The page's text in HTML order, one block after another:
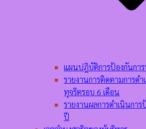
แผนปฎิบัติการป้องกันกา
รายงานการติดตามการด
ทุจริตรอบ 6 เดือน
รายงานผลการดำเนินกา
ปี